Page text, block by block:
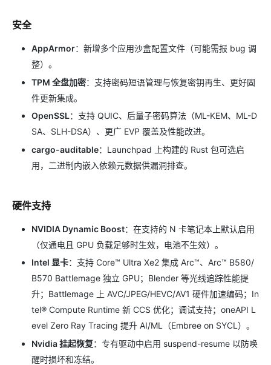
安全
AppArmor：新增多个应用沙盒配置文件（可能需报 bug 调
整）。
TPM 全盘加密：支持密码短语管理与恢复密钥再生、更好固
件更新集成。
OpenSSL：支持 QUIC、后量子密码算法（ML-KEM、ML-D
SA、SLH-DSA）、更广 EVP 覆盖及性能改进。
cargo-auditable：Launchpad 上构建的 Rust 包可选启
用，二进制内嵌入依赖元数据供漏洞排查。
硬件支持
NVIDIA Dynamic Boost：在支持的 N 卡笔记本上默认启用
（仅通电且 GPU 负载足够时生效，电池不生效）。
Intel 显卡：支持 Core™ Ultra Xe2 集成 Arc™、Arc™ B580/
B570 Battlemage 独立 GPU；Blender 等光线追踪性能提
升；Battlemage 上 AVC/JPEG/HEVC/AV1 硬件加速编码；In
tel® Compute Runtime 新 CCS 优化；调试支持；oneAPI L
evel Zero Ray Tracing 提升 AI/ML（Embree on SYCL）。
Nvidia 挂起恢复：专有驱动中启用 suspend-resume 以防唤
醒时损坏和冻结。